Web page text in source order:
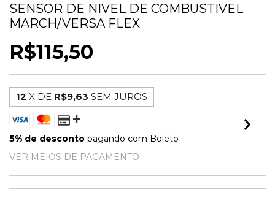
SENSOR DE NIVEL DE COMBUSTIVEL
MARCH/VERSA FLEX
R$115,50
12 X DE R$9,63 SEM JUROS
5% de desconto pagando com Boleto
VER MEIOS DE PAGAMENTO